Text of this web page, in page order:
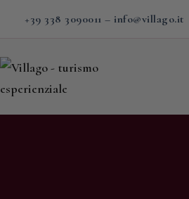
+39 338 3090011 – info@villago.it
Home